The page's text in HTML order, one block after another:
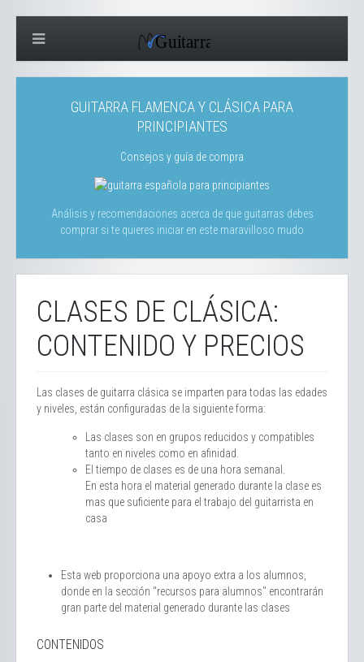
GUITARRA FLAMENCA Y CLÁSICA PARA
PRINCIPIANTES
Consejos y guía de compra
Análisis y recomendaciones acerca de que guitarras debes
comprar si te quieres iniciar en este maravilloso mudo
CLASES DE CLÁSICA:
CONTENIDO Y PRECIOS
Las clases de guitarra clásica se imparten para todas las edades
y niveles, están configuradas de la siguiente forma:
Las clases son en grupos reducidos y compatibles
tanto en niveles como en afinidad.
El tiempo de clases es de una hora semanal.
En esta hora el material generado durante la clase es
mas que suficiente para el trabajo del guitarrista en
casa
Esta web proporciona una apoyo extra a los alumnos,
donde en la sección "recursos para alumnos" encontrarán
gran parte del material generado durante las clases
CONTENIDOS